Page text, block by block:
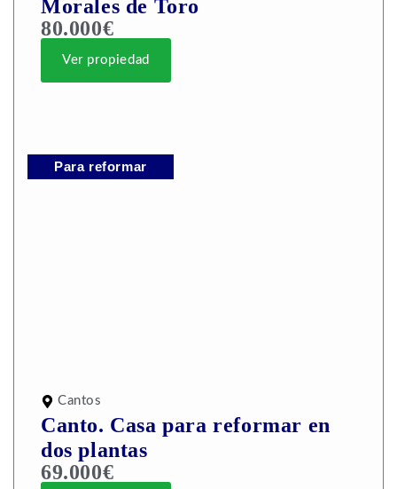
Morales de Toro
80.000€
Ver propiedad
Para reformar
Cantos
Canto. Casa para reformar en
dos plantas
69.000€